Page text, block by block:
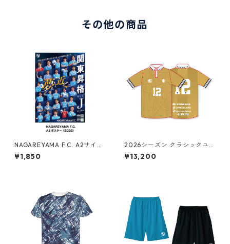
その他の商品
NAGAREYAMA F.C. A2サイ
ズ ポスター２種SET
¥1,850
2026シーズン クラシックユニ
フォーム（FP/AWAY）
¥13,200